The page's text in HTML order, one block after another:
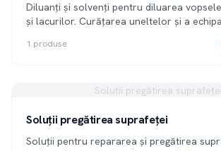
Diluanți și solvenți pentru diluarea
și lacurilor. Curățarea uneltelor și a
1 produse
Soluții pregătirea suprafeței
Soluții pregătirea suprafeței
Soluții pentru repararea și pregătirea